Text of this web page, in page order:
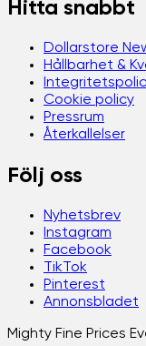
Hitta snabbt
Dollarstore
Hållbarhet &
Cookie policy
Pressrum
Återkallelser
Följ oss
Nyhetsbrev
Instagram
Facebook
TikTok
Pinterest
Annonsbladet
Mighty Fine Prices